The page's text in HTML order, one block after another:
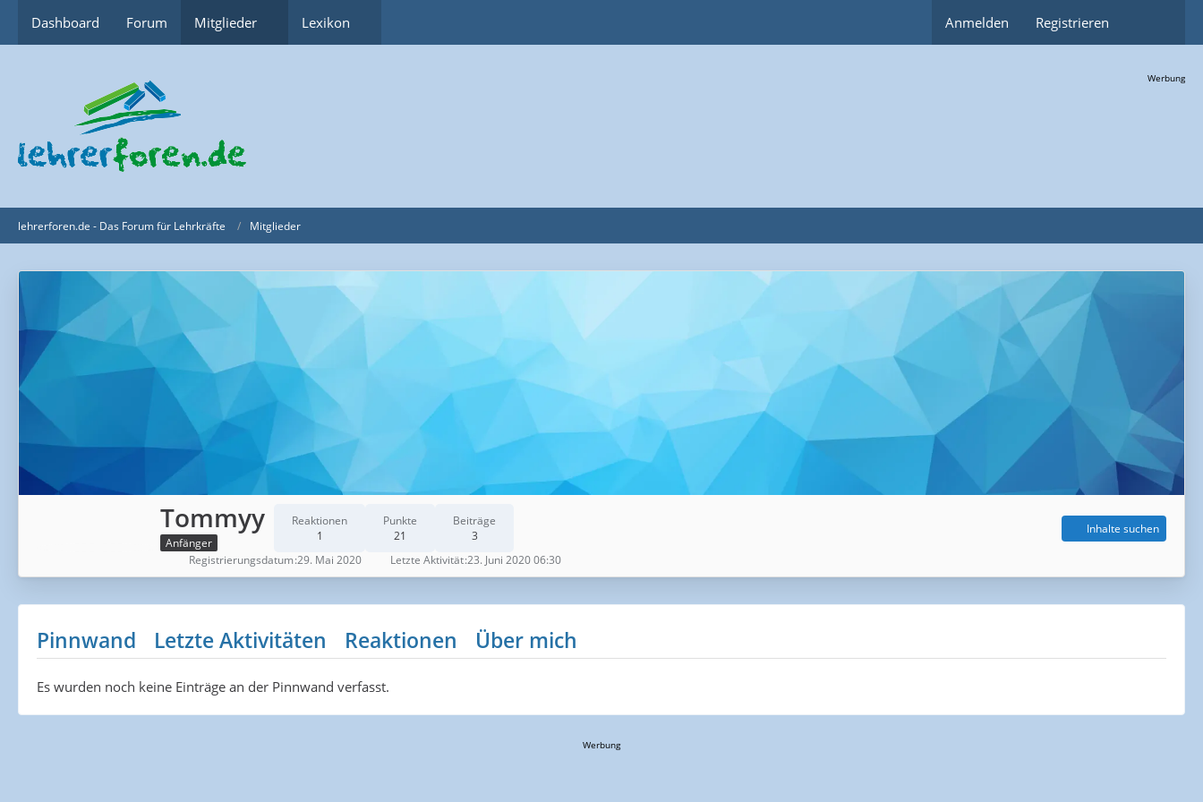
Dashboard Forum Mitglieder Lexikon Anmelden Registrieren
Werbung
lehrerforen.de - Das Forum für Lehrkräfte Mitglieder
Tommyy
Anfänger
Reaktionen
1
Punkte
21
Beiträge
3
Inhalte suchen
Registrierungsdatum 29. Mai 2020 Letzte Aktivität 23. Juni 2020 06:30
Pinnwand Letzte Aktivitäten Reaktionen Über mich
Es wurden noch keine Einträge an der Pinnwand verfasst.
Werbung